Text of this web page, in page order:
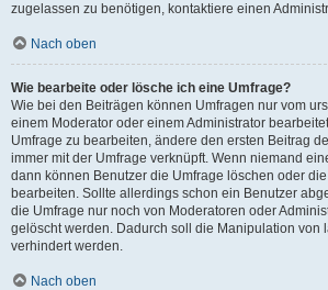
zugelassen zu benötigen, kontaktiere einen
Nach oben
Wie bearbeite oder lösche ich eine Umfrage?
Wie bei den Beiträgen können Umfragen nur vom
einem Moderator oder einem Administrator
Umfrage zu bearbeiten, ändere den ersten Beitrag
immer mit der Umfrage verknüpft. Wenn niemand
dann können Benutzer die Umfrage löschen oder
bearbeiten. Sollte allerdings schon ein Benutzer
die Umfrage nur noch von Moderatoren oder
gelöscht werden. Dadurch soll die Manipulation von
verhindert werden.
Nach oben